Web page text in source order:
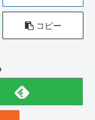
コピー